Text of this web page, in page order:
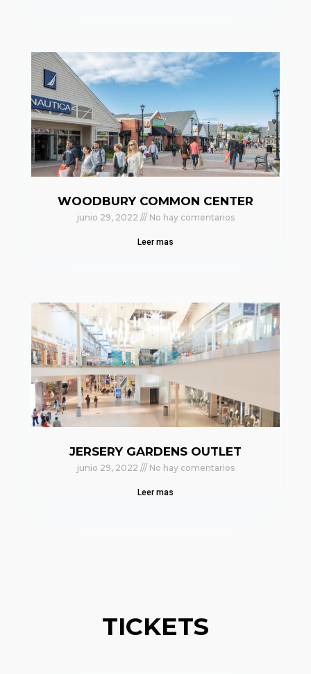
WOODBURY COMMON CENTER
junio 29, 2022 No hay comentarios
Leer mas
JERSERY GARDENS OUTLET
junio 29, 2022 No hay comentarios
Leer mas
TICKETS